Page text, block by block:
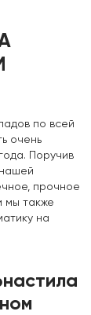
по всей
очень
Поручив
прочное
мы также
на